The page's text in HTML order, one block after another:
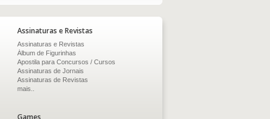
Assinaturas e Revistas
Assinaturas e Revistas
Álbum de Figurinhas
Apostila para Concursos / Cursos
Assinaturas de Jornais
Assinaturas de Revistas
mais..
Games